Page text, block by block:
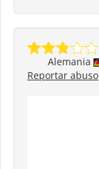
Alemania
Reportar abuso